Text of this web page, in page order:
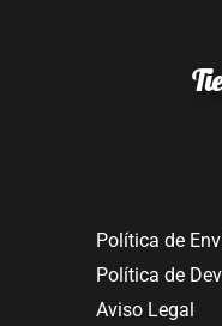
Política de
Política de
Aviso Legal